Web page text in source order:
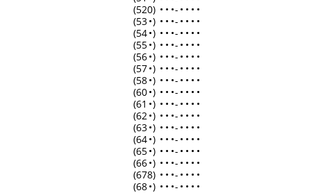
(520) • • •- • • • •
(53•) • • •- • • • •
(54•) • • •- • • • •
(55•) • • •- • • • •
(56•) • • •- • • • •
(57•) • • •- • • • •
(58•) • • •- • • • •
(60•) • • •- • • • •
(61 •) • • •- • • • •
(62•) • • •- • • • •
(63•) • • •- • • • •
(64•) • • •- • • • •
(65•) • • •- • • • •
(66•) • • •- • • • •
(678) • • •- • • • •
(68•) • • •- • • • •